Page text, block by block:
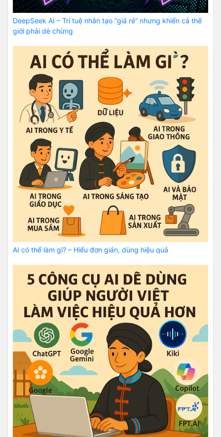
DeepSeek AI – Trí tuệ nhân tạo “giá rẻ” nhưng khiến cả thế
giới phải dè chừng
AI có thể làm gì? – Hiểu đơn giản, dùng hiệu quả